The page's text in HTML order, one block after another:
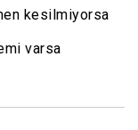
kesilmiyorsa
varsa